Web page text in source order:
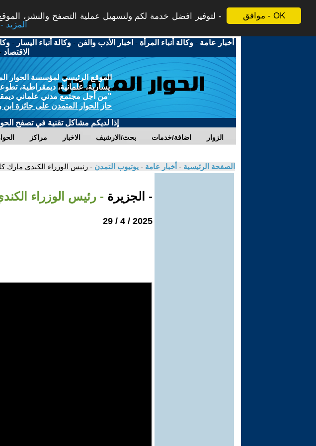
موافق - OK
لتوفير افضل خدمة لكم ولتسهيل عملية التصفح والنشر،
More info - المزيد
أخبار عامة -وكالة أنباء المرأة - اخبار الأدب والفن -وكالة أنباء اليسار -
الاقتصاد
الموقع الرئيسي لمؤسسة الحوار
يسارية، علمانية، ديمقراطية،
"من أجل مجتمع مدني علماني
حاز الحوار المتمدن على جائزة ابن
إذا لديكم مشاكل تقنية في تصفح
مراكز الاخبار بحث/الارشيف اضافة/خدمات الزوار
الصفحة الرئيسية - أخبار عامة - يوتيوب التمدن - رئيس الوزراء الكندي مارك
- الجزيرة - رئيس الوزراء
2025 / 4 / 29